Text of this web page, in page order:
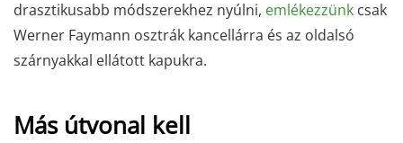
drasztikusabb módszerekhez nyúlni, emlékezzünk csak
Werner Faymann osztrák kancellárra és az oldalsó
szárnyakkal ellátott kapukra.
Más útvonal kell